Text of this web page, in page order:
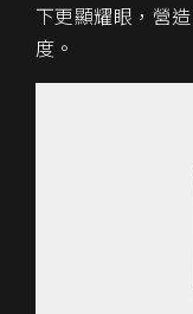
下更顯耀眼，營
度。